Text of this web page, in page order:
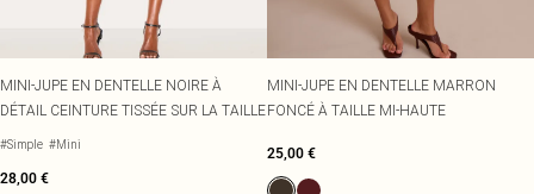
MINI-JUPE EN DENTELLE NOIRE À
DÉTAIL CEINTURE TISSÉE SUR LA TAILLE
#Simple #Mini
28,00 €
MINI-JUPE EN DENTELLE MARRON
FONCÉ À TAILLE MI-HAUTE
25,00 €